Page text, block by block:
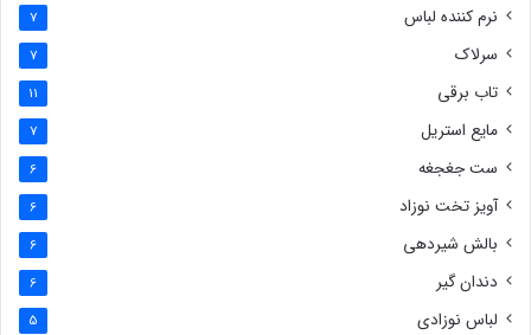
نرم کننده لباس 7
سرلاک 7
تاب برقی 11
مایع استریل 7
ست جغجغه 6
آویز تخت نوزاد 6
بالش شیردهی 6
دندان گیر 6
لباس نوزادی 5